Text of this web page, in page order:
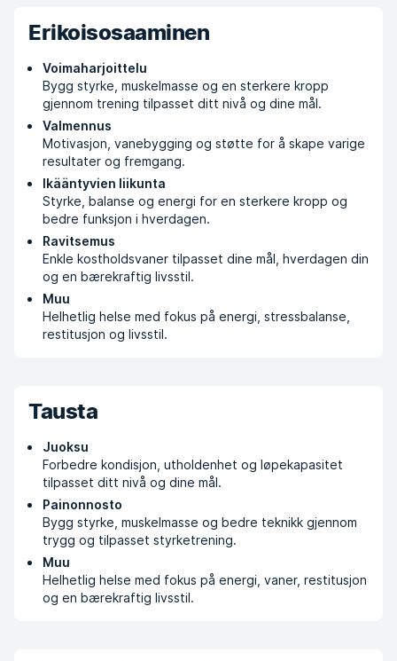
Erikoisosaaminen
Voimaharjoittelu
Bygg styrke, muskelmasse og en sterkere kropp
gjennom trening tilpasset ditt nivå og dine mål.
Valmennus
Motivasjon, vanebygging og støtte for å skape varige
resultater og fremgang.
Ikääntyvien liikunta
Styrke, balanse og energi for en sterkere kropp og
bedre funksjon i hverdagen.
Ravitsemus
Enkle kostholdsvaner tilpasset dine mål, hverdagen din
og en bærekraftig livsstil.
Muu
Helhetlig helse med fokus på energi, stressbalanse,
restitusjon og livsstil.
Tausta
Juoksu
Forbedre kondisjon, utholdenhet og løpekapasitet
tilpasset ditt nivå og dine mål.
Painonnosto
Bygg styrke, muskelmasse og bedre teknikk gjennom
trygg og tilpasset styrketrening.
Muu
Helhetlig helse med fokus på energi, vaner, restitusjon
og en bærekraftig livsstil.